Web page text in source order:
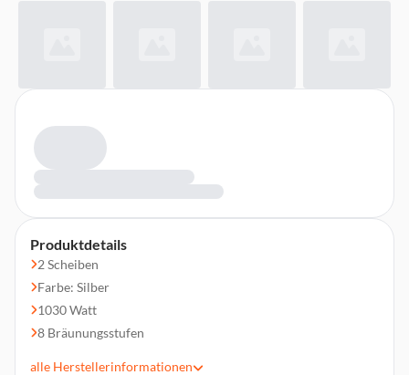
Produktdetails
2 Scheiben
Farbe: Silber
1030 Watt
8 Bräunungsstufen
alle Herstellerinformationen